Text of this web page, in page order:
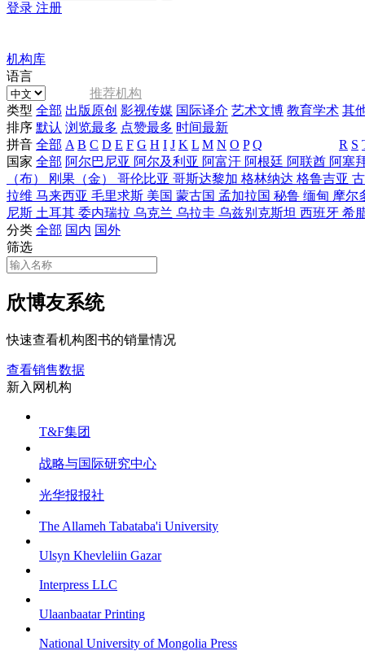
登录 注册
机构库
语言
推荐机构
类型 全部 出版原创 影视传媒 国际译介 艺术文博 教育学术 其
排序 默认 浏览最多 点赞最多 时间最新
拼音 全部 A B C D E F G H I J K L M N O P Q R S
国家 全部 阿尔巴尼亚 阿尔及利亚 阿富汗 阿根廷 阿联酋 阿塞
（布）
刚果（金） 哥伦比亚 哥斯达黎加 格林纳达 格鲁吉亚
拉维 马来西亚 毛里求斯 美国 蒙古国 孟加拉国 秘鲁 缅甸 摩尔
尼斯 土耳其 委内瑞拉 乌克兰 乌拉圭 乌兹别克斯坦 西班牙 希
分类 全部 国内 国外
筛选
欣博友系统
快速查看机构图书的销量情况
查看销售数据
新入网机构
T&F集团
战略与国际研究中心
光华报报社
The Allameh Tabataba'i University
Ulsyn Khevleliin Gazar
Interpress LLC
Ulaanbaatar Printing
National University of Mongolia Press